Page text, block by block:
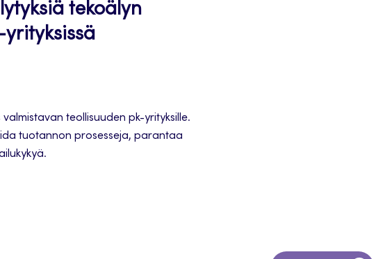
tekoälyn
teollisuuden pk-yrityksille.
tuotannon prosesseja, parantaa